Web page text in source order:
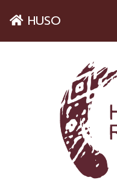
HUSO